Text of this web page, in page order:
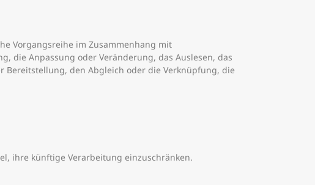
Vorgangsreihe im Zusammenhang mit
die Anpassung oder Veränderung, das Auslesen, das
den Abgleich oder die Verknüpfung, die
ihre künftige Verarbeitung einzuschränken.